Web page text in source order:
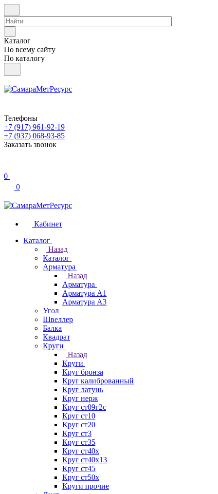
Каталог
По всему сайту
По каталогу
Телефоны
+7 (917) 961-92-19
+7 (937) 068-93-85
Заказать звонок
0
0
Кабинет
Каталог
Назад
Каталог
Арматура
Назад
Арматура
Арматура А1
Арматура А3
Угол
Швеллер
Балка
Квадрат
Круги
Назад
Круги
Круг бронза
Круг калиброванный
Круг латунь
Круг нерж
Круг ст09г2с
Круг ст10
Круг ст20
Круг ст3
Круг ст35
Круг ст40х
Круг ст40х13
Круг ст45
Круг ст50х
Круги прочие